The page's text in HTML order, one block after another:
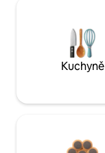
Kuchyně